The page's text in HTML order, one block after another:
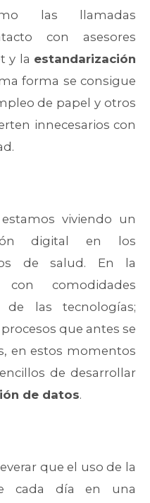
las llamadas
con asesores
y la estandarización
forma se consigue
de papel y otros
innecesarios con
viviendo un
digital en los
de salud. En la
comodidades
las tecnologías;
que antes se
en estos momentos
de desarrollar
de datos.
que el uso de la
cada día en una